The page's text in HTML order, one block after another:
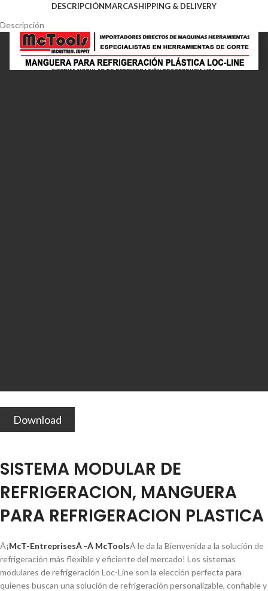
DESCRIPCIÓNMARCASHIPPING & DELIVERY
Descripción
Download
SISTEMA MODULAR DE
REFRIGERACION, MANGUERA
PARA REFRIGERACION PLASTICA
Â¡McT-EntreprisesÁ -Á McToolsÁ le da la Bienvenida a la solución de
refrigeración más flexible y eficiente del mercado! Los sistemas
modulares de refrigeración Loc-Line son la elección perfecta para
quienes buscan una solución de refrigeración personalizable, confiable y